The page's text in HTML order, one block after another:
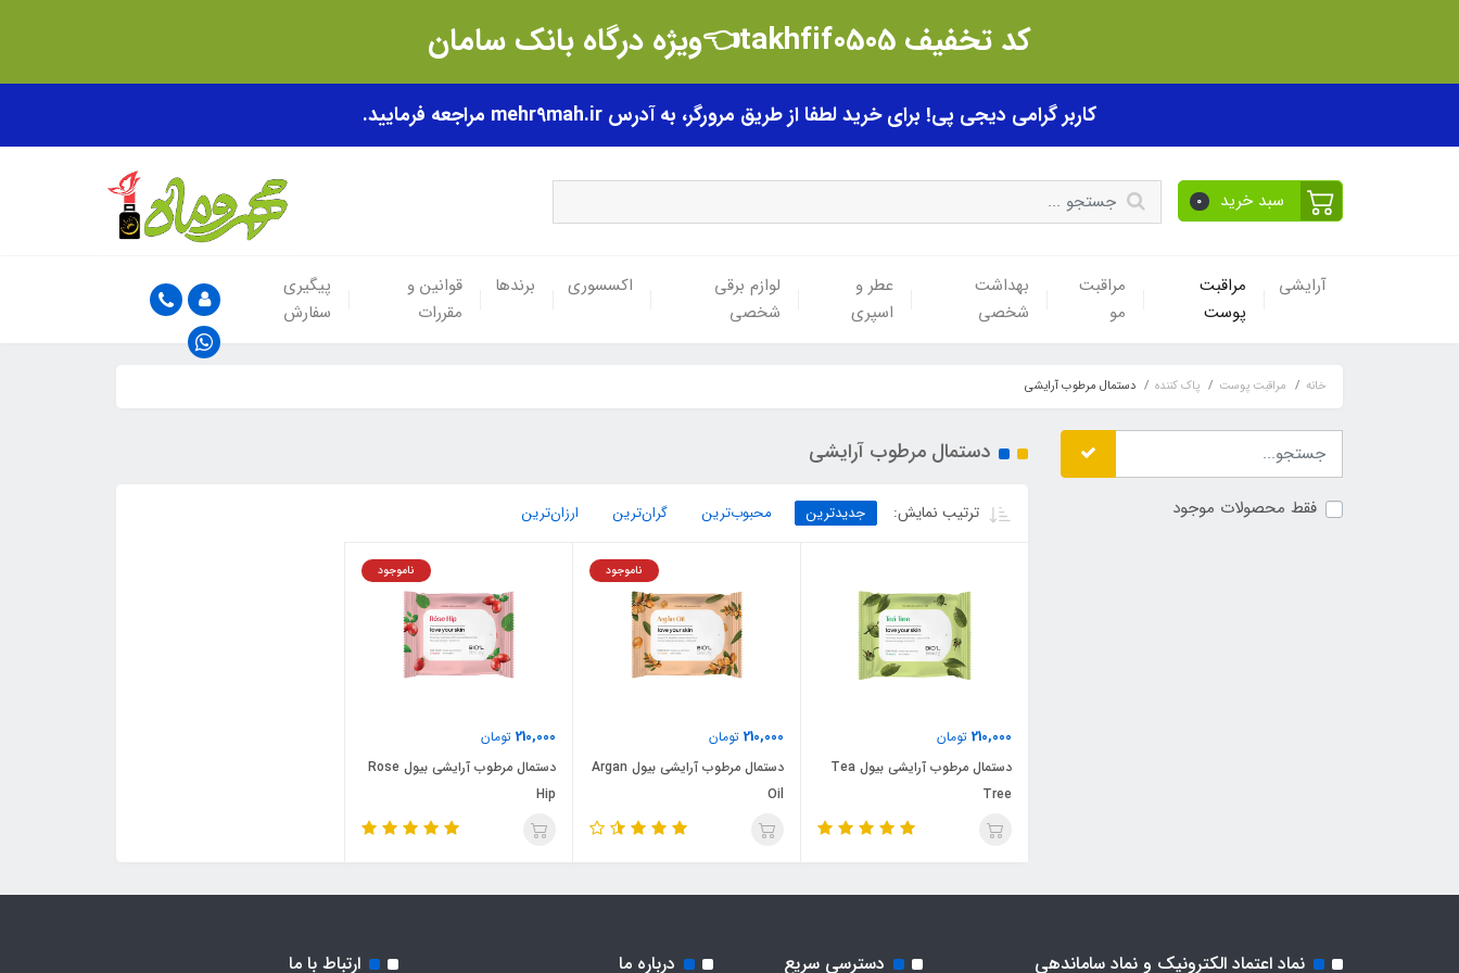
کد تخفیف takhfif0505👈ویژه درگاه بانک سامان
کاربر گرامی دیجی پی! برای خرید لطفا از طریق مرورگر، به آدرس mehr9mah.ir مراجعه فرمایید.
سبد خرید 0
آرایشی
مراقبت
پوست
مراقبت
مو
بهداشت
شخصی
عطر و
اسپری
لوازم برقی
شخصی
اکسسوری برندها
قوانین و
مقررات
پیگیری
سفارش
خانه مراقبت پوست پاک کننده دستمال مرطوب آرایشی
فقط محصولات موجود
دستمال مرطوب آرایشی
ترتیب نمایش: جدیدترین محبوب‌ترین گران‌ترین ارزان‌ترین
210,000 تومان
دستمال مرطوب آرایشی بیول Tea
Tree
210,000 تومان
ناموجود
دستمال مرطوب آرایشی بیول Argan
Oil
210,000 تومان
ناموجود
دستمال مرطوب آرایشی بیول Rose
Hip
نماد اعتماد الکترونیک و نماد ساماندهی دسترسی سریع درباره ما ارتباط با ما